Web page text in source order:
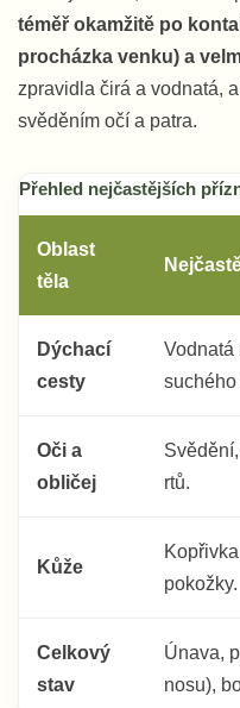
téměř okamžitě po
procházka venku) a
zpravidla čirá a vodnatá,
svěděním očí a patra.
Přehled nejčastějších
Oblast
těla
Dýchací
cesty
Vodnatá
suchého
Oči a
obličej
rtů.
Kůže
pokožky.
Celkový
stav
Únava,
nosu),